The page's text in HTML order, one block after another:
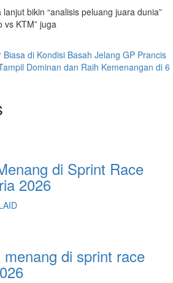
bikin “analisis peluang juara dunia”
vs KTM” juga
Biasa di Kondisi Basah Jelang GP Prancis
Dominan dan Raih Kemenangan di 6
di Sprint Race
2026
di sprint race